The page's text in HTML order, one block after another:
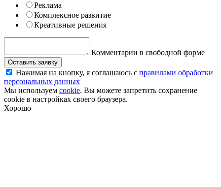
Реклама
Комплексное развитие
Креативные решения
Комментарии в свободной форме
Оставить заявку
Нажимая на кнопку, я соглашаюсь с правилами обработки
персональных данных
Мы используем cookie. Вы можете запретить сохранение
cookie в настройках своего браузера.
Хорошо